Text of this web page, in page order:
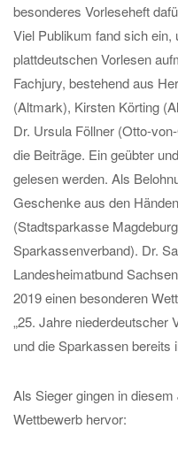
besonderes Vorleseheft
Viel Publikum fand sich ein,
plattdeutschen Vorlesen
Fachjury, bestehend aus
(Altmark), Kirsten Körting
Dr. Ursula Föllner (Otto-
die Beiträge. Ein geübter
gelesen werden. Als
Geschenke aus den
(Stadtsparkasse
Sparkassenverband). Dr.
Landesheimatbund
2019 einen besonderen
„25. Jahre niederdeutscher
und die Sparkassen bereits
Als Sieger gingen in
Wettbewerb hervor: